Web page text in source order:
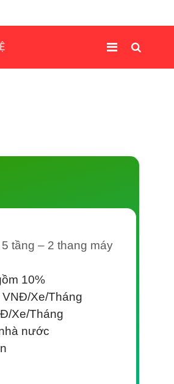
tầng – 2 thang máy
10%
Xe/Tháng
Xe/Tháng
nước